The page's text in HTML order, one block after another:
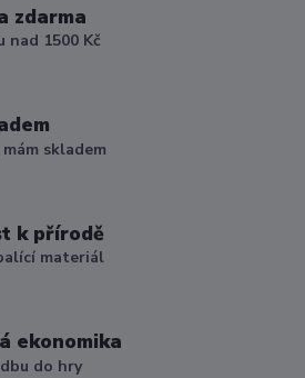
zdarma
nad 1500 Kč
skladem
k přírodě
materiál
ekonomika
do hry